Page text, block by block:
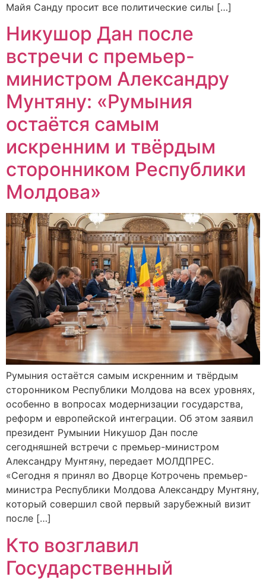
Майя Санду просит все политические силы […]
Никушор Дан после
встречи с премьер-
министром Александру
Мунтяну: «Румыния
остаётся самым
искренним и твёрдым
сторонником Республики
Молдова»
Румыния остаётся самым искренним и твёрдым
сторонником Республики Молдова на всех уровнях,
особенно в вопросах модернизации государства,
реформ и европейской интеграции. Об этом заявил
президент Румынии Никушор Дан после
сегодняшней встречи с премьер-министром
Александру Мунтяну, передает МОЛДПРЕС.
«Сегодня я принял во Дворце Котрочень премьер-
министра Республики Молдова Александру Мунтяну,
который совершил свой первый зарубежный визит
после […]
Кто возглавил
Государственный